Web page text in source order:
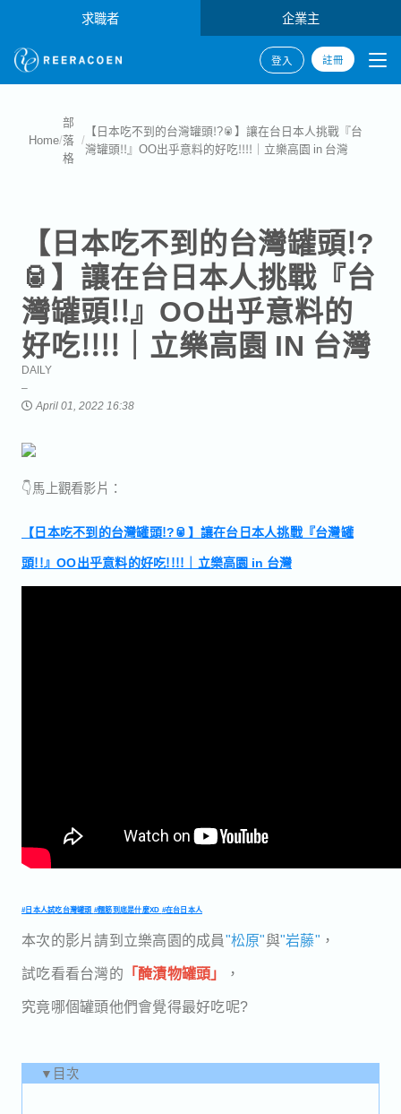
求職者 企業主
登入 註冊
Home/
部
落
格
/
【日本吃不到的台灣罐頭!?🥫】讓在台日本人挑戰『台
灣罐頭!!』OO出乎意料的好吃!!!!｜立樂高園 in 台灣
【日本吃不到的台灣罐頭!?
🥫】讓在台日本人挑戰『台
灣罐頭!!』OO出乎意料的
好吃!!!!｜立樂高園 IN 台灣
DAILY
April 01, 2022 16:38
👇馬上觀看影片：
【日本吃不到的台灣罐頭!?🥫】讓在台日本人挑戰『台灣罐
頭!!』OO出乎意料的好吃!!!!｜立樂高園 in 台灣
#日本人試吃台灣罐頭 #麵筋到底是什麼XD #在台日本人
本次的影片請到立樂高園的成員"松原"與"岩藤" ，
試吃看看台灣的 「醃漬物罐頭」 ，
究竟哪個罐頭他們會覺得最好吃呢?
▼目次